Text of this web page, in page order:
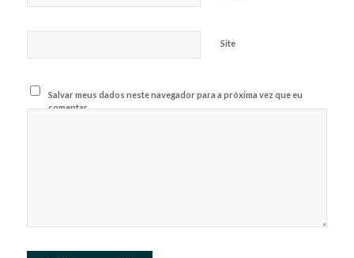
Site
Salvar meus dados neste navegador para a próxima vez que eu
comentar.